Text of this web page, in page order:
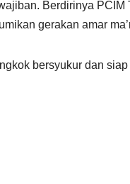
Berdirinya
gerakan amar
bersyukur dan